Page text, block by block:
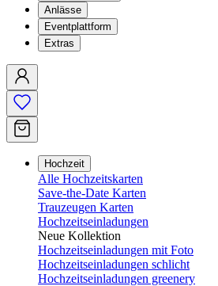
Anlässe
Eventplattform
Extras
Hochzeit
Alle Hochzeitskarten
Save-the-Date Karten
Trauzeugen Karten
Hochzeitseinladungen
Neue Kollektion
Hochzeitseinladungen mit Foto
Hochzeitseinladungen schlicht
Hochzeitseinladungen greenery